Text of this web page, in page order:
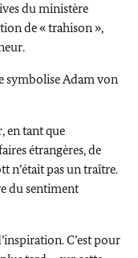
du ministère
de « trahison »,
symboliseAdam von
en tant que
étrangères, de
n’était pas un traître.
du sentiment
C’est pour